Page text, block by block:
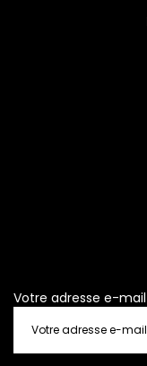
Votre adresse e-mail